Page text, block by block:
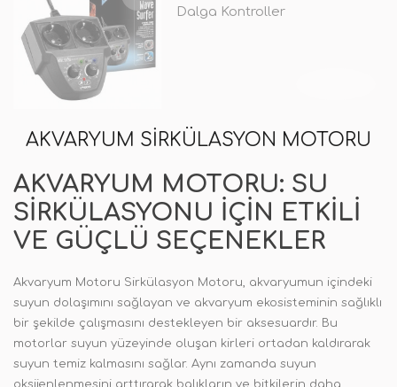
Dalga Kontroller
AKVARYUM SIRKÜLASYON MOTORU
AKVARYUM MOTORU: SU
SIRKÜLASYONU İÇIN ETKILI
VE GÜÇLÜ SEÇENEKLER
Akvaryum Motoru Sirkülasyon Motoru, akvaryumun içindeki
suyun dolaşımını sağlayan ve akvaryum ekosisteminin sağlıklı
bir şekilde çalışmasını destekleyen bir aksesuardır. Bu
motorlar suyun yüzeyinde oluşan kirleri ortadan kaldırarak
suyun temiz kalmasını sağlar. Aynı zamanda suyun
oksijenlenmesini arttırarak balıkların ve bitkilerin daha